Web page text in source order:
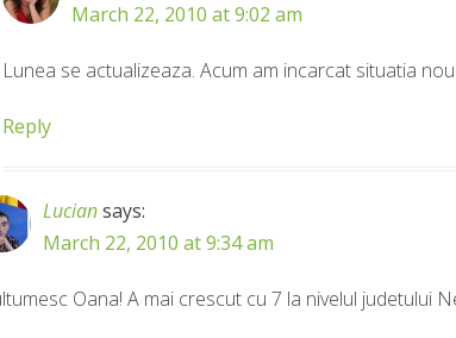
March 22, 2010 at 9:02 am
Lunea se actualizeaza. Acum am incarcat situatia
Reply
Luciansays:
March 22, 2010 at 9:34 am
Oana! A mai crescut cu 7 la nivelul judetului